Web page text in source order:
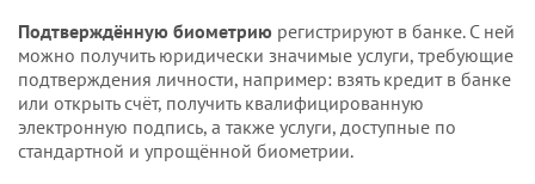
Подтверждённую биометрию регистрируют в банке. С ней
можно получить юридически значимые услуги, требующие
подтверждения личности, например: взять кредит в банке
или открыть счёт, получить квалифицированную
электронную подпись, а также услуги, доступные по
стандартной и упрощённой биометрии.